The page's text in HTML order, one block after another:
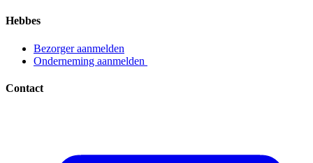
Hebbes
Bezorger aanmelden​​​​‌ ‍ ​‍​‍‌‍ ‌ ​‍‌‍‍‌‌‍‌ ‌‍‍‌‌‍ ‍​‍​‍​ ‍‍​‍​‍‌ ​ ‌‍​‌‌‍ ‍‌‍‍‌‌ ‌​‌ ‍‌​‍ ‍‌‍‍‌‌‍ ​‍​‍​‍ ​​‍​‍‌‍‍​‌ ​‍‌‍‌‌‌‍‌‍​‍​‍​ ‍‍​‍​‍‌‍‍​‌ ‌​‌ ‌​‌ ​​​ ‍‍​‍ ​‍ ‌‍ ​‌‍ ‌‍​ ‌‍​‌‌‍ ​‌‍‍​‌‍ ‌ ​ ‌ ‌​​ ‍‍​ ​ ​ ​ ​ ​ ​ ​ ​‍ ‌‍‍‌‌‍ ‍‌ ‌​‌‍‌‌‌‍ ‍‌ ‌​​‍ ‌‍‌‌‌‍‌​‌‍‍‌‌ ‌​​‍ ‌‍ ‌‌‍ ‌‍‌​‌‍‌‌​ ‌‌ ​​‌ ​‍‌‍‌‌‌ ​ ‌‍‌‌‌‍ ‍‌ ‌​‌‍​‌‌ ‌​‌‍‍‌‌‍ ‌‍ ‍​ ‍ ‌‍‍‌‌‍‌​​ ‌‌‍‌ ‌‍ ​‌‍ ‌‍​‍‌‍​‌‌‍ ​​ ‍ ‌ ‌​‌ ‍‌‌ ​​‌‍‌‌​ ‌‌‍‌ ‌‍ ​‌‍ ‌‍​‍‌‍​‌‌‍ ​​ ‍ ‌ ​​‌‍​‌‌ ‌​‌‍‍​​ ‌‌‍‌‍‌‍ ‌‍ ‌ ‌​‌‍‌‌‌ ​‍​‍ ‍‌ ​​‌‍​‌‌‍‌ ‌‍‌‌‌ ​ ​‍‌‌​ ‌‌‌​​‍‌‌ ‌‍‍ ‌‍‌‌‌ ‍‌​‍‌‌​ ​ ‌​‌​​‍‌‌​ ​ ‌​‌​​‍‌‌​ ​‍​ ​‍​ ‌ ​ ​‌‌‍​‍‌‍​ ​ ‌‌​ ‌ ​ ​‌​ ​‍​ ‌​​ ​​‌‍‌‌​ ‍‌​‍‌‌​ ​‍​ ​‍​‍‌‌​ ‌‌‌​‌​​‍ ‍‌‍ ​‌‍​‌‌‍​‍‌‍‌‌‌‍ ​​ ‌‍​‍‌‍​‌‌ ​ ‌‍‌‌‌‌‌‌‌ ​‍‌‍ ​​ ‌‌‍‍​‌ ‌​‌ ‌​‌ ​​​‍‌‌​ ​ ‌​​‌​‍‌‌​ ​‍‌​‌‍​‍‌‌​ ​‍‌​‌‍‌‍ ​‌‍ ‌‍​ ‌‍​‌‌‍ ​‌‍‍​‌‍ ‌ ​ ‌ ‌​​‍‌‌​ ​ ‌​​‌​ ​ ​ ​ ​ ​ ​ ​ ​‍‌‍‌‍‍‌‌‍‌​​ ‌‌‍‌ ‌‍ ​‌‍ ‌‍​‍‌‍​‌‌‍ ​​‍‌‍‌ ‌​‌ ‍‌‌ ​​‌‍‌‌​ ‌‌‍‌ ‌‍ ​‌‍ ‌‍​‍‌‍​‌‌‍ ​​‍‌‍‌ ​​‌‍​‌‌ ‌​‌‍‍​​ ‌‌‍‌‍‌‍ ‌‍ ‌ ‌​‌‍‌‌‌ ​‍​‍ ‍‌ ​​‌‍​‌‌‍‌ ‌‍‌‌‌ ​ ​‍‌‌​ ‌‌‌​​‍‌‌ ‌‍‍ ‌‍‌‌‌ ‍‌​‍‌‌​ ​ ‌​‌​​‍‌‌​ ​ ‌​‌​​‍‌‌​ ​‍​ ​‍​ ‌ ​ ​‌‌‍​‍‌‍​ ​ ‌‌​ ‌ ​ ​‌​ ​‍​ ‌​​ ​​‌‍‌‌​ ‍‌​‍‌‌​ ​‍​ ​‍​‍‌‌​ ‌‌‌​‌​​‍ ‍‌‍ ​‌‍​‌‌‍​‍‌‍‌‌‌‍ ​​‍‌‍‌ ​​‌‍‌‌‌ ​‍‌ ​ ‌ ​​‌‍‌‌‌‍​ ‌ ‌​‌‍‍‌‌ ‌‍‌‍‌‌​ ‌‌ ​​‌ ‌‌‌‍​‍‌‍ ​‌‍‍‌‌ ​ ‌‍‍​‌‍‌‌‌‍‌​​‍​‍‌ ‌
Onderneming aanmelden ​​​​‌ ‍ ​‍​‍‌‍ ‌ ​‍‌‍‍‌‌‍‌ ‌‍‍‌‌‍ ‍​‍​‍​ ‍‍​‍​‍‌ ​ ‌‍​‌‌‍ ‍‌‍‍‌‌ ‌​‌ ‍‌​‍ ‍‌‍‍‌‌‍ ​‍​‍​‍ ​​‍​‍‌‍‍​‌ ​‍‌‍‌‌‌‍‌‍​‍​‍​ ‍‍​‍​‍‌‍‍​‌ ‌​‌ ‌​‌ ​​​ ‍‍​‍ ​‍ ‌‍ ​‌‍ ‌‍​ ‌‍​‌‌‍ ​‌‍‍​‌‍ ‌ ​ ‌ ‌​​ ‍‍​ ​ ​ ​ ​ ​ ​ ​ ​‍ ‌‍‍‌‌‍ ‍‌ ‌​‌‍‌‌‌‍ ‍‌ ‌​​‍ ‌‍‌‌‌‍‌​‌‍‍‌‌ ‌​​‍ ‌‍ ‌‌‍ ‌‍‌​‌‍‌‌​ ‌‌ ​​‌ ​‍‌‍‌‌‌ ​ ‌‍‌‌‌‍ ‍‌ ‌​‌‍​‌‌ ‌​‌‍‍‌‌‍ ‌‍ ‍​ ‍ ‌‍‍‌‌‍‌​​ ‌‌‍‌ ‌‍ ​‌‍ ‌‍​‍‌‍​‌‌‍ ​​ ‍ ‌ ‌​‌ ‍‌‌ ​​‌‍‌‌​ ‌‌‍‌ ‌‍ ​‌‍ ‌‍​‍‌‍​‌‌‍ ​​ ‍ ‌ ​​‌‍​‌‌ ‌​‌‍‍​​ ‌‌‍‌‍‌‍ ‌‍ ‌ ‌​‌‍‌‌‌ ​‍​‍ ‍‌ ​​‌‍​‌‌‍‌ ‌‍‌‌‌ ​ ​‍‌‌​ ‌‌‌​​‍‌‌ ‌‍‍ ‌‍‌‌‌ ‍‌​‍‌‌​ ​ ‌​‌​​‍‌‌​ ​ ‌​‌​​‍‌‌​ ​‍​ ​‍​ ‌ ​ ‌ ​ ‍‌​ ​ ​ ​‌‌‍​ ‌‍​‌​ ‌‍​ ​‌‌‍​‍​ ‌‍‌‍​ ​‍‌‌​ ​‍​ ​‍​‍‌‌​ ‌‌‌​‌​​‍ ‍‌‍ ​‌‍​‌‌‍​‍‌‍‌‌‌‍ ​​ ‌‍​‍‌‍​‌‌ ​ ‌‍‌‌‌‌‌‌‌ ​‍‌‍ ​​ ‌‌‍‍​‌ ‌​‌ ‌​‌ ​​​‍‌‌​ ​ ‌​​‌​‍‌‌​ ​‍‌​‌‍​‍‌‌​ ​‍‌​‌‍‌‍ ​‌‍ ‌‍​ ‌‍​‌‌‍ ​‌‍‍​‌‍ ‌ ​ ‌ ‌​​‍‌‌​ ​ ‌​​‌​ ​ ​ ​ ​ ​ ​ ​ ​‍‌‍‌‍‍‌‌‍‌​​ ‌‌‍‌ ‌‍ ​‌‍ ‌‍​‍‌‍​‌‌‍ ​​‍‌‍‌ ‌​‌ ‍‌‌ ​​‌‍‌‌​ ‌‌‍‌ ‌‍ ​‌‍ ‌‍​‍‌‍​‌‌‍ ​​‍‌‍‌ ​​‌‍​‌‌ ‌​‌‍‍​​ ‌‌‍‌‍‌‍ ‌‍ ‌ ‌​‌‍‌‌‌ ​‍​‍ ‍‌ ​​‌‍​‌‌‍‌ ‌‍‌‌‌ ​ ​‍‌‌​ ‌‌‌​​‍‌‌ ‌‍‍ ‌‍‌‌‌ ‍‌​‍‌‌​ ​ ‌​‌​​‍‌‌​ ​ ‌​‌​​‍‌‌​ ​‍​ ​‍​ ‌ ​ ‌ ​ ‍‌​ ​ ​ ​‌‌‍​ ‌‍​‌​ ‌‍​ ​‌‌‍​‍​ ‌‍‌‍​ ​‍‌‌​ ​‍​ ​‍​‍‌‌​ ‌‌‌​‌​​‍ ‍‌‍ ​‌‍​‌‌‍​‍‌‍‌‌‌‍ ​​‍‌‍‌ ​​‌‍‌‌‌ ​‍‌ ​ ‌ ​​‌‍‌‌‌‍​ ‌ ‌​‌‍‍‌‌ ‌‍‌‍‌‌​ ‌‌ ​​‌ ‌‌‌‍​‍‌‍ ​‌‍‍‌‌ ​ ‌‍‍​‌‍‌‌‌‍‌​​‍​‍‌ ‌
Contact